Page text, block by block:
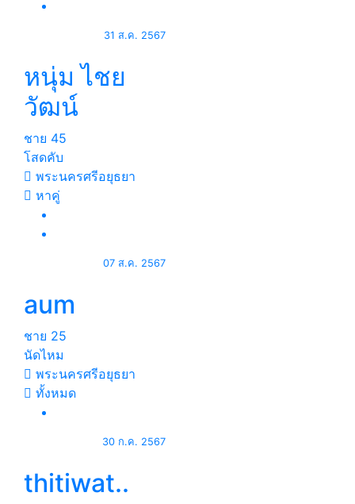
31 ส.ค. 2567
หนุ่ม ไชย
วัฒน์
ชาย 45
โสดคับ
พระนครศรีอยุธยา
หาคู่
07 ส.ค. 2567
aum
ชาย 25
นัดไหม
พระนครศรีอยุธยา
ทั้งหมด
30 ก.ค. 2567
thitiwat..